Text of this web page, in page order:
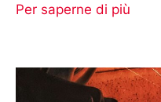
Per saperne di più